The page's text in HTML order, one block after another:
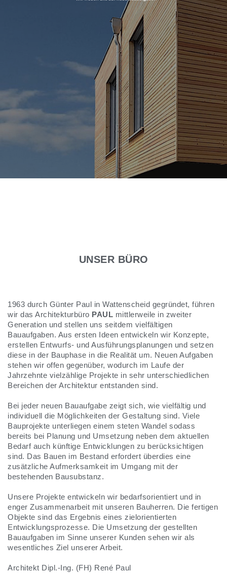
UNSER BÜRO
1963 durch Günter Paul in Wattenscheid gegründet, führen
wir das Architekturbüro PAUL mittlerweile in zweiter
Generation und stellen uns seitdem vielfältigen
Bauaufgaben. Aus ersten Ideen entwickeln wir Konzepte,
erstellen Entwurfs- und Ausführungsplanungen und setzen
diese in der Bauphase in die Realität um. Neuen Aufgaben
stehen wir offen gegenüber, wodurch im Laufe der
Jahrzehnte vielzählige Projekte in sehr unterschiedlichen
Bereichen der Architektur entstanden sind.
Bei jeder neuen Bauaufgabe zeigt sich, wie vielfältig und
individuell die Möglichkeiten der Gestaltung sind. Viele
Bauprojekte unterliegen einem steten Wandel sodass
bereits bei Planung und Umsetzung neben dem aktuellen
Bedarf auch künftige Entwicklungen zu berücksichtigen
sind. Das Bauen im Bestand erfordert überdies eine
zusätzliche Aufmerksamkeit im Umgang mit der
bestehenden Bausubstanz.
Unsere Projekte entwickeln wir bedarfsorientiert und in
enger Zusammenarbeit mit unseren Bauherren. Die fertigen
Objekte sind das Ergebnis eines zielorientierten
Entwicklungsprozesse. Die Umsetzung der gestellten
Bauaufgaben im Sinne unserer Kunden sehen wir als
wesentliches Ziel unserer Arbeit.
Architekt Dipl.-Ing. (FH) René Paul​